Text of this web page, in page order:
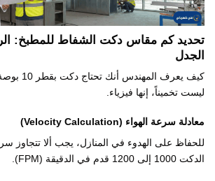
تحديد كم مقاس دكت الشفاط للمطبخ:
الجدل
ليست تخميناً، إنها فيزياء.
معادلة سرعة الهواء (Velocity Calculation)
للحفاظ على الهدوء في المنازل، يجب ألا تتجاوز
الدكت 1000 إلى 1200 قدم في الدقيقة (FPM).